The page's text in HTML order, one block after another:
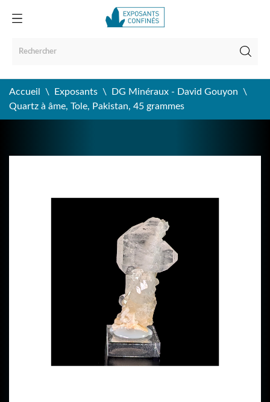
Accueil Exposants
DG Minéraux - David Gouyon
Quartz à âme, Tole, Pakistan, 45 grammes